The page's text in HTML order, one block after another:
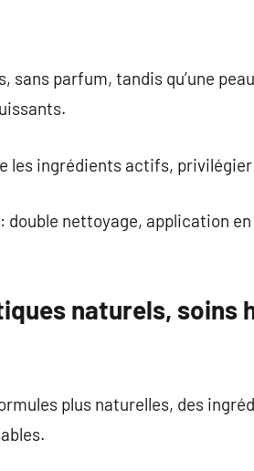
sans parfum, tandis qu’une
les ingrédients actifs,
nettoyage, application
naturels, soins
plus naturelles, des